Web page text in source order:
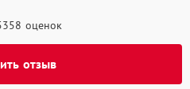
оценок
отзыв